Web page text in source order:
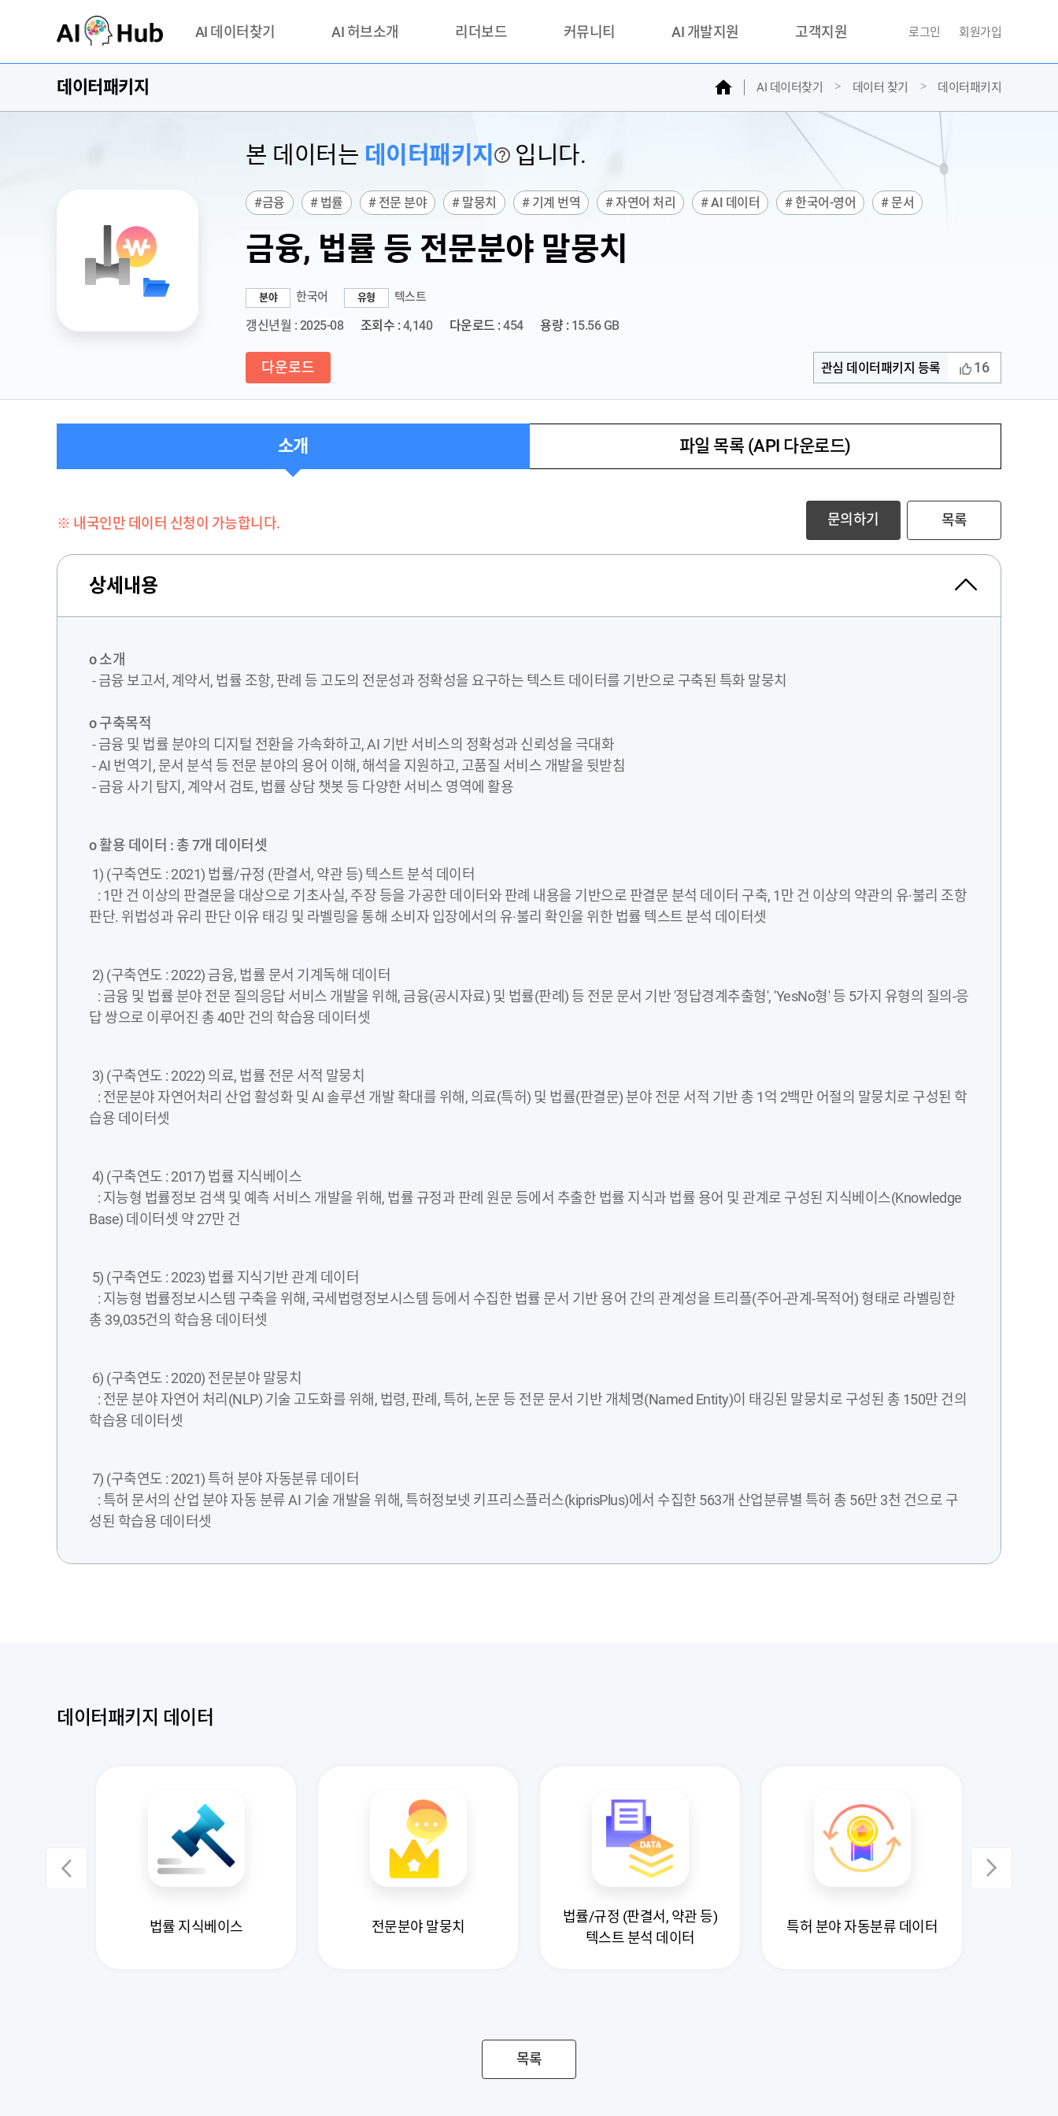
AI 데이터찾기
기관 제공 데이터
AI 허브 오픈 API
AI 허브소개
안심존이란?
이용정책
리더보드 커뮤니티
활용성과 우수사례
품질가이드
AI 개발지원
AI데이터 거래소
고객지원
문의하기
자주찾는질문
민원접수
AI데이터등록신청
성과조사
로그인 회원가입
데이터패키지 홈 AI 데이터찾기 데이터 찾기 데이터패키지
본 데이터는 데이터패키지 ? 입니다.
#금융 # 법률 # 전문 분야 # 말뭉치 # 기계 번역 # 자연어 처리 # AI 데이터 # 한국어-영어
# 문서
금융, 법률 등 전문분야 말뭉치
분야 한국어 유형 텍스트
갱신년월 : 2025-08 조회수 : 4,140 다운로드 : 454 용량 : 15.56 GB
다운로드 관심 데이터패키지 등록 16
소개 파일 목록 (API 다운로드)
※ 내국인만 데이터 신청이 가능합니다. 문의하기 목록
상세내용
o 소개
- 금융 보고서, 계약서, 법률 조항, 판례 등 고도의 전문성과 정확성을 요구하는 텍스트 데이터를 기반으로 구축된 특화 말뭉치
o 구축목적
- 금융 및 법률 분야의 디지털 전환을 가속화하고, AI 기반 서비스의 정확성과 신뢰성을 극대화
- AI 번역기, 문서 분석 등 전문 분야의 용어 이해, 해석을 지원하고, 고품질 서비스 개발을 뒷받침
- 금융 사기 탐지, 계약서 검토, 법률 상담 챗봇 등 다양한 서비스 영역에 활용
o 활용 데이터 : 총 7개 데이터셋
1) (구축연도 : 2021) 법률/규정 (판결서, 약관 등) 텍스트 분석 데이터
: 1만 건 이상의 판결문을 대상으로 기초사실, 주장 등을 가공한 데이터와 판례 내용을 기반으로 판결문 분석 데이터 구축, 1만 건 이상의 약관의 유·불리 조항
판단. 위법성과 유리 판단 이유 태깅 및 라벨링을 통해 소비자 입장에서의 유·불리 확인을 위한 법률 텍스트 분석 데이터셋
2) (구축연도 : 2022) 금융, 법률 문서 기계독해 데이터
: 금융 및 법률 분야 전문 질의응답 서비스 개발을 위해, 금융(공시자료) 및 법률(판례) 등 전문 문서 기반 '정답경계추출형', 'YesNo형' 등 5가지 유형의 질의-응
답 쌍으로 이루어진 총 40만 건의 학습용 데이터셋
3) (구축연도 : 2022) 의료, 법률 전문 서적 말뭉치
: 전문분야 자연어처리 산업 활성화 및 AI 솔루션 개발 확대를 위해, 의료(특허) 및 법률(판결문) 분야 전문 서적 기반 총 1억 2백만 어절의 말뭉치로 구성된 학
습용 데이터셋
4) (구축연도 : 2017) 법률 지식베이스
: 지능형 법률정보 검색 및 예측 서비스 개발을 위해, 법률 규정과 판례 원문 등에서 추출한 법률 지식과 법률 용어 및 관계로 구성된 지식베이스(Knowledge
Base) 데이터셋 약 27만 건
5) (구축연도 : 2023) 법률 지식기반 관계 데이터
: 지능형 법률정보시스템 구축을 위해, 국세법령정보시스템 등에서 수집한 법률 문서 기반 용어 간의 관계성을 트리플(주어-관계-목적어) 형태로 라벨링한
총 39,035건의 학습용 데이터셋
6) (구축연도 : 2020) 전문분야 말뭉치
: 전문 분야 자연어 처리(NLP) 기술 고도화를 위해, 법령, 판례, 특허, 논문 등 전문 문서 기반 개체명(Named Entity)이 태깅된 말뭉치로 구성된 총 150만 건의
학습용 데이터셋
7) (구축연도 : 2021) 특허 분야 자동분류 데이터
: 특허 문서의 산업 분야 자동 분류 AI 기술 개발을 위해, 특허정보넷 키프리스플러스(kiprisPlus)에서 수집한 563개 산업분류별 특허 총 56만 3천 건으로 구
성된 학습용 데이터셋
데이터패키지 데이터
법률 지식베이스 전문분야 말뭉치
법률/규정 (판결서, 약관 등)
텍스트 분석 데이터
특허 분야 자동분류 데이터
목록